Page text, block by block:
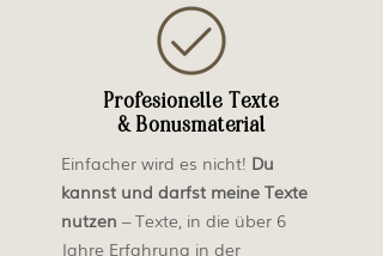
Profesionelle Texte
& Bonusmaterial
Einfacher wird es nicht! Du
kannst und darfst meine Texte
nutzen – Texte, in die über 6
Jahre Erfahrung in der